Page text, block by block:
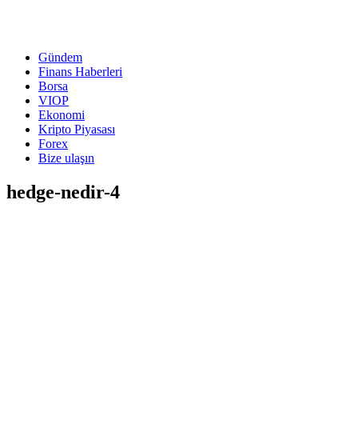
Gündem
Finans Haberleri
Borsa
VIOP
Ekonomi
Kripto Piyasası
Forex
Bize ulaşın
hedge-nedir-4